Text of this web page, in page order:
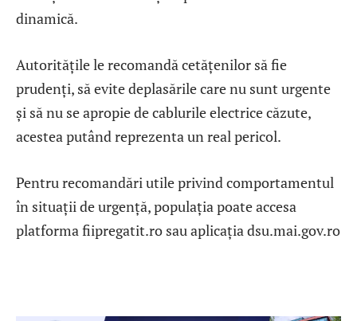
dinamică.
Autoritățile le recomandă cetățenilor să fie
prudenți, să evite deplasările care nu sunt urgente
și să nu se apropie de cablurile electrice căzute,
acestea putând reprezenta un real pericol.
Pentru recomandări utile privind comportamentul
în situații de urgență, populația poate accesa
platforma fiipregatit.ro⁠ sau aplicația dsu.mai.gov.ro